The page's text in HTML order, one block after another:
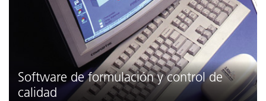
Software de formulación y control de
calidad